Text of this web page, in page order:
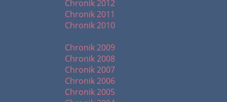
Chronik 2012
Chronik 2011
Chronik 2010
Chronik 2009
Chronik 2008
Chronik 2007
Chronik 2006
Chronik 2005